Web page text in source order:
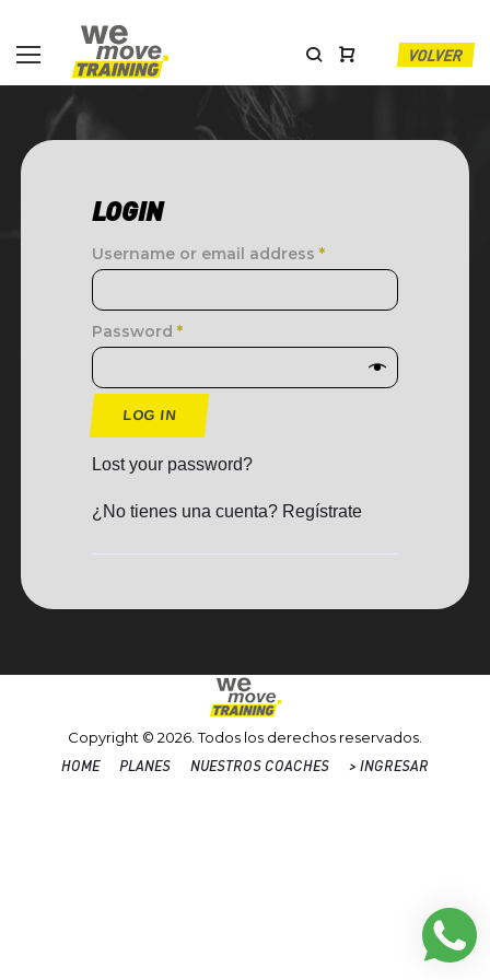
VOLVER
LOGIN
Username or email address*
Password*
LOG IN
Lost your password?
¿No tienes una cuenta? Regístrate
Copyright © 2026. Todos los derechos reservados.
HOME PLANES NUESTROS COACHES > INGRESAR